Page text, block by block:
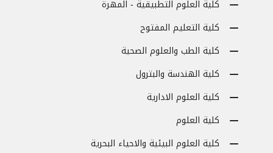
كلية العلوم التطبيقية - المهرة
كلية التعليم المفتوح
كلية الطب والعلوم الصحية
كلية الهندسة والبترول
كلية العلوم الادارية
كلية العلوم
كلية العلوم البيئية والاحياء البحرية